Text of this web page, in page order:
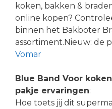
koken, bakken &
online kopen?
binnen het Bakboter
assortiment.Nieuw: de
Vomar
Blue Band Voor
pakje ervaringen:
Hoe toets jij dit